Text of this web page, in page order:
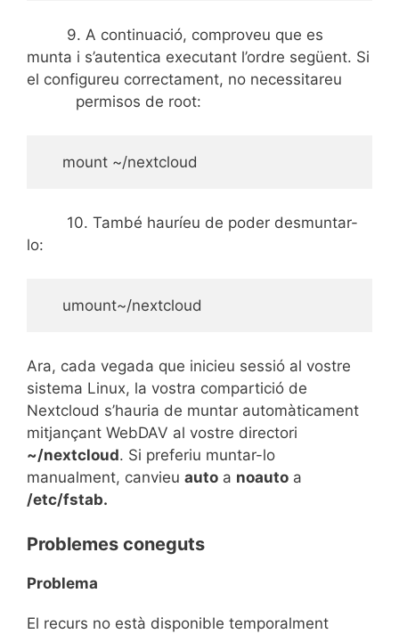
9. A continuació, comproveu que es
munta i s’autentica executant l’ordre següent. Si
el configureu correctament, no necessitareu
permisos de root:
    mount ~/nextcloud
10. També hauríeu de poder desmuntar-
lo:
    umount~/nextcloud
Ara, cada vegada que inicieu sessió al vostre
sistema Linux, la vostra compartició de
Nextcloud s’hauria de muntar automàticament
mitjançant WebDAV al vostre directori
~/nextcloud. Si preferiu muntar-lo
manualment, canvieu auto a noauto a
/etc/fstab.
Problemes coneguts
Problema
El recurs no està disponible temporalment